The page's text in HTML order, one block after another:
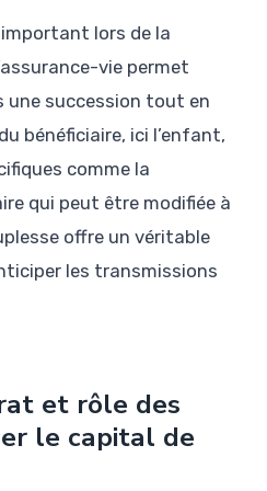
lors de la
vie permet
une succession tout en
bénéficiaire, ici l’enfant,
comme la
qui peut être modifiée à
offre un véritable
les transmissions
et rôle des
le capital de